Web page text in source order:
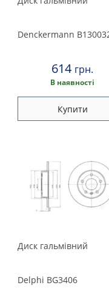
Denckermann
614 грн.
В наявності
Купити
Диск гальмівний
Delphi BG3406